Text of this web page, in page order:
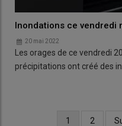
Inondations ce vendredi
20 mai 2022
Les orages de ce vendredi
précipitations ont créé des
Page
1 Page
2